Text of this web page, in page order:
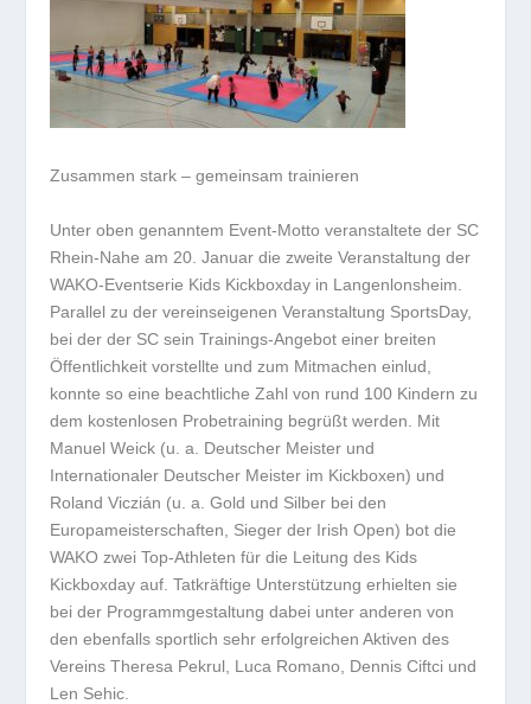
Zusammen stark – gemeinsam trainieren
Unter oben genanntem Event-Motto veranstaltete der SC
Rhein-Nahe am 20. Januar die zweite Veranstaltung der
WAKO-Eventserie Kids Kickboxday in Langenlonsheim.
Parallel zu der vereinseigenen Veranstaltung SportsDay,
bei der der SC sein Trainings-Angebot einer breiten
Öffentlichkeit vorstellte und zum Mitmachen einlud,
konnte so eine beachtliche Zahl von rund 100 Kindern zu
dem kostenlosen Probetraining begrüßt werden. Mit
Manuel Weick (u. a. Deutscher Meister und
Internationaler Deutscher Meister im Kickboxen) und
Roland Viczián (u. a. Gold und Silber bei den
Europameisterschaften, Sieger der Irish Open) bot die
WAKO zwei Top-Athleten für die Leitung des Kids
Kickboxday auf. Tatkräftige Unterstützung erhielten sie
bei der Programmgestaltung dabei unter anderen von
den ebenfalls sportlich sehr erfolgreichen Aktiven des
Vereins Theresa Pekrul, Luca Romano, Dennis Ciftci und
Len Sehic.